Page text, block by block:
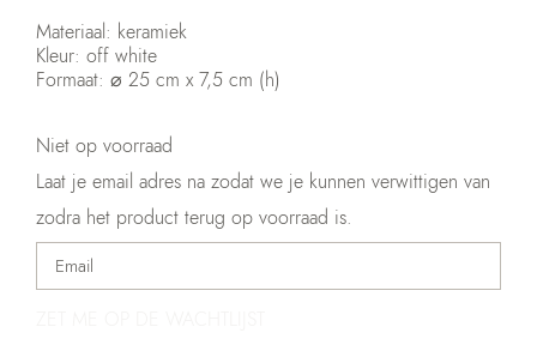
Materiaal: keramiek
Kleur: off white
Formaat: ⌀ 25 cm x 7,5 cm (h)
Niet op voorraad
Laat je email adres na zodat we je kunnen verwittigen van
zodra het product terug op voorraad is.